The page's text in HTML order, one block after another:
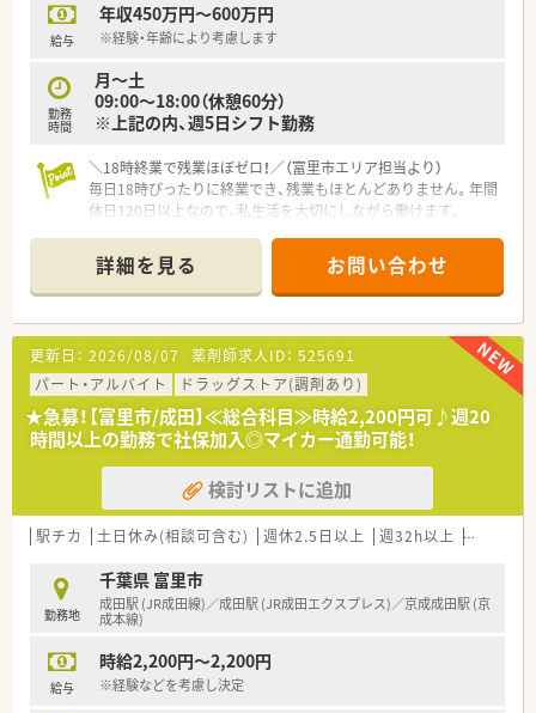
給与
年収450万円～600万円
※経験・年齢により考慮します
勤務
時間
月～土
09:00～18:00（休憩60分）
※上記の内、週5日シフト勤務
＼18時終業で残業ほぼゼロ！／（富里市エリア担当より）
毎日18時ぴったりに終業でき、残業もほとんどありません。年間
休日120日以上なので、私生活を大切にしながら働けます。
【店舗情報と応需状況について】
■最寄り駅の成田駅からバスで20分ほどの場所に位置してお
り、地域に根差した医療を提供する調剤薬局です。
■門前のなのはな眼科・内科から処方箋を1日30枚ほど応需して
おり、眼科と内科の専門性を深く学べます。
■外来だけでなく個人宅や施設への在宅医療にも注力しており、
ホスピスからの応需も含め需要が高まっています。
【募集背景と求める人物像について】
■施設在宅のニーズや新規応需が順調に増加しているため、体制
を強化して患者様へ寄り添う正社員を増員募集します。
■年齢を問わず幅広く受け入れており、地域密着の環境で周囲の
スタッフと協調性を持って働ける方を求めています。
■未経験の方やブランクをお持ちの方でも、在宅医療に対して高
【法人特徴について】
■千葉県と茨城県のエリアに密着した薬局運営を行っており、地
■代表取締役が現場の薬剤師として共に勤務しているため、意見
が通りやすく非常に風通しが良い社風が魅力です。
詳細を見る お問い合わせ
更新日： 2026/08/07 薬剤師求人ID： 525691
パート・アルバイト
ドラッグストア(調剤あり)
★急募！【富里市/成田】≪総合科目≫時給2,200円可♪週20
時間以上の勤務で社保加入◎マイカー通勤可能！
検討リストに追加
駅チカ 土日休み(相談可含む) 週休2.5日以上 週32h以上 ブランク
勤務地
千葉県 富里市
成田駅 (JR成田線)／成田駅 (JR成田エクスプレス)／京成成田駅 (京
成本線)
給与
時給2,200円～2,200円
※経験などを考慮し決定